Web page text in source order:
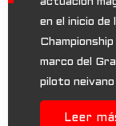
actuación
en el inicio
marco del
piloto
Leer